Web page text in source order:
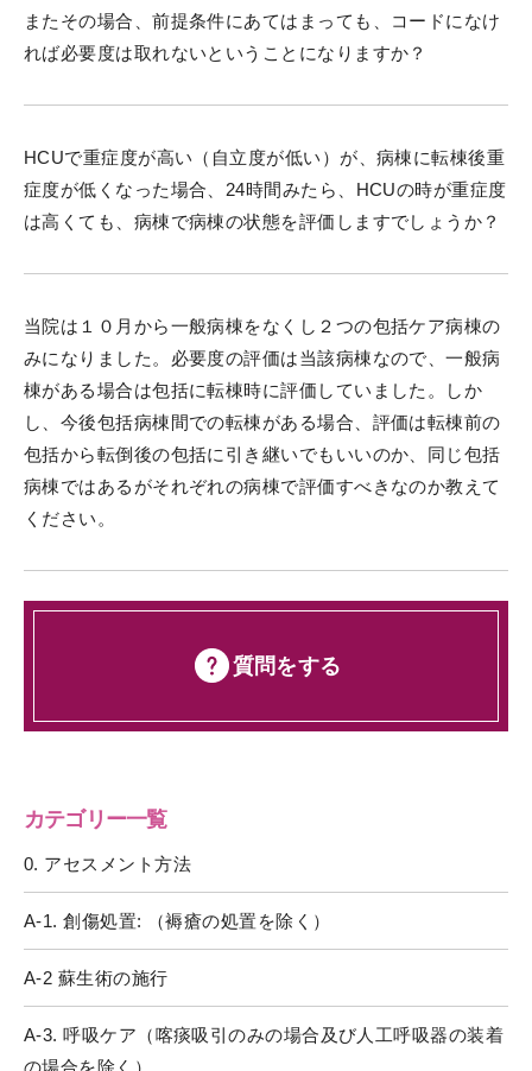
またその場合、前提条件にあてはまっても、コードになけ
れば必要度は取れないということになりますか？
HCUで重症度が高い（自立度が低い）が、病棟に転棟後重
症度が低くなった場合、24時間みたら、HCUの時が重症度
は高くても、病棟で病棟の状態を評価しますでしょうか？
当院は１０月から一般病棟をなくし２つの包括ケア病棟の
みになりました。必要度の評価は当該病棟なので、一般病
棟がある場合は包括に転棟時に評価していました。しか
し、今後包括病棟間での転棟がある場合、評価は転棟前の
包括から転倒後の包括に引き継いでもいいのか、同じ包括
病棟ではあるがそれぞれの病棟で評価すべきなのか教えて
ください。
質問をする
カテゴリー一覧
0. アセスメント方法
A-1. 創傷処置: （褥瘡の処置を除く）
A-2 蘇生術の施行
A-3. 呼吸ケア（喀痰吸引のみの場合及び人工呼吸器の装着
の場合を除く）